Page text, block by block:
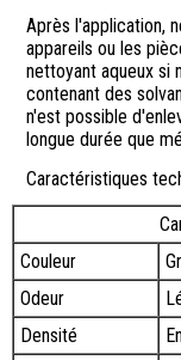
Après l'application,
appareils ou les
nettoyant aqueux si
contenant des
n'est possible
longue durée que
Caractéristiques
Couleur
Odeur
Densité